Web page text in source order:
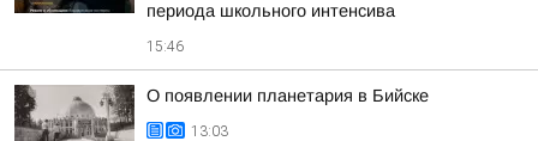
периода школьного интенсива
15:46
О появлении планетария в Бийске
13:03